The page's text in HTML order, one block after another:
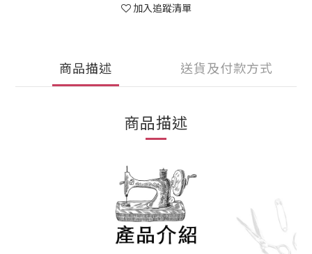
加入追蹤清單
商品描述 送貨及付款方式
商品描述